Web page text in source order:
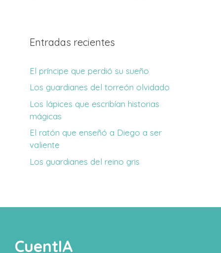
Entradas recientes
El príncipe que perdió su sueño
Los guardianes del torreón olvidado
Los lápices que escribían historias
mágicas
El ratón que enseñó a Diego a ser
valiente
Los guardianes del reino gris
CuentIA